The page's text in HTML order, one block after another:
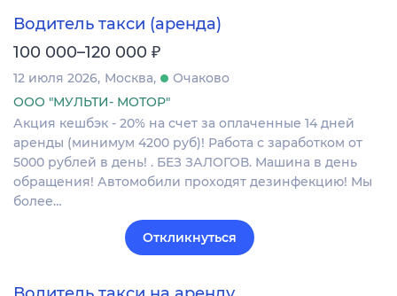
Водитель такси (аренда)
100 000–120 000 ₽
12 июля 2026 Москва
Очаково
ООО "МУЛЬТИ- МОТОР"
Акция кешбэк - 20% на счет за оплаченные 14 дней
аренды (минимум 4200 руб)! Работа с заработком от
5000 рублей в день! . БЕЗ ЗАЛОГОВ. Машина в день
обращения! Автомобили проходят дезинфекцию! Мы
более…
Откликнуться